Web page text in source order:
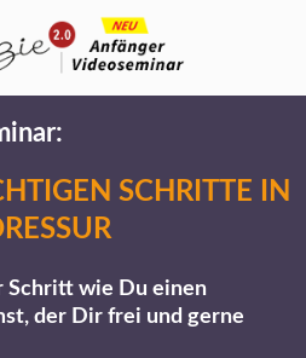
SCHRITTE IN
Schritt wie Du einen
der Dir frei und gerne